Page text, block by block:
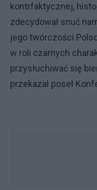
kontrfaktycznej,
zdecydował snuć
jego twórczości
w roli czarnych
przysłuchiwać się
przekazał poseł